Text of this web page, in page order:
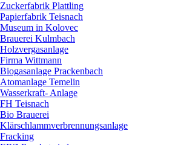
Zuckerfabrik Plattling
Papierfabrik Teisnach
Museum in Kolovec
Brauerei Kulmbach
Holzvergasanlage
Firma Wittmann
Biogasanlage Prackenbach
Atomanlage Temelin
Wasserkraft- Anlage
FH Teisnach
Bio Brauerei
Klärschlammverbrennungsanlage
Fracking